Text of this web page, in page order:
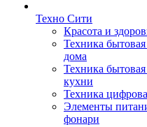
Техно Сити
Красота и
Техника
дома
Техника
кухни
Техника
Элементы
фонари